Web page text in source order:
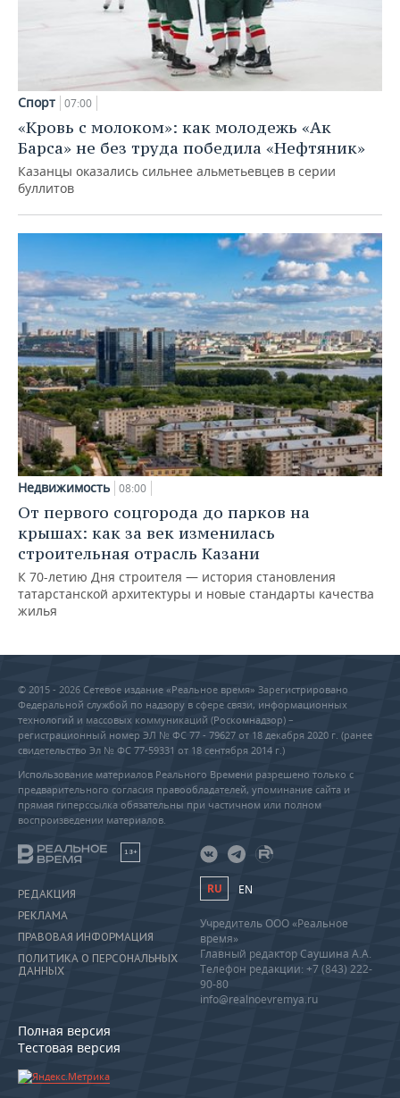
Спорт 07:00
«Кровь с молоком»: как молодежь «Ак
Барса» не без труда победила «Нефтяник»
Казанцы оказались сильнее альметьевцев в серии
буллитов
Недвижимость 08:00
От первого соцгорода до парков на
крышах: как за век изменилась
строительная отрасль Казани
К 70-летию Дня строителя — история становления
татарстанской архитектуры и новые стандарты качества
жилья
© 2015 - 2026 Сетевое издание «Реальное время» Зарегистрировано
Федеральной службой по надзору в сфере связи, информационных
технологий и массовых коммуникаций (Роскомнадзор) –
регистрационный номер ЭЛ № ФС 77 - 79627 от 18 декабря 2020 г. (ранее
свидетельство Эл № ФС 77-59331 от 18 сентября 2014 г.)
Использование материалов Реального Времени разрешено только с
предварительного согласия правообладателей, упоминание сайта и
прямая гиперссылка обязательны при частичном или полном
воспроизведении материалов.
18+
РЕДАКЦИЯ
РЕКЛАМА
ПРАВОВАЯ ИНФОРМАЦИЯ
ПОЛИТИКА О ПЕРСОНАЛЬНЫХ
ДАННЫХ
Полная версия
Тестовая версия
RU EN
Учредитель ООО «Реальное
время»
Главный редактор Саушина А.А.
Телефон редакции: +7 (843) 222-
90-80
info@realnoevremya.ru